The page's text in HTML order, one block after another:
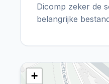
Dicomp zeker de
belangrijke
+